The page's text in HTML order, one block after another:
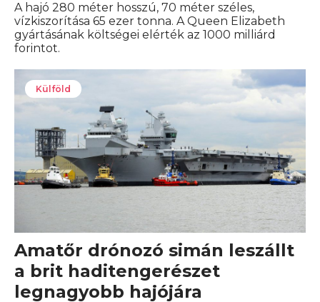
A hajó 280 méter hosszú, 70 méter széles,
vízkiszorítása 65 ezer tonna. A Queen Elizabeth
gyártásának költségei elérték az 1000 milliárd
forintot.
Külföld
Amatőr drónozó simán leszállt
a brit haditengerészet
legnagyobb hajójára